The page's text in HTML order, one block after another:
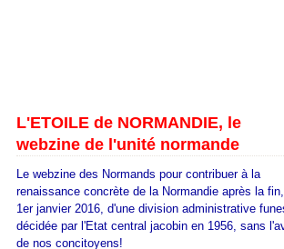
L'ETOILE de NORMANDIE, le
webzine de l'unité normande
Le webzine des Normands pour contribuer à la
renaissance concrète de la Normandie après la
1er janvier 2016, d'une division administrative
décidée par l'Etat central jacobin en 1956, sans
de nos concitoyens!